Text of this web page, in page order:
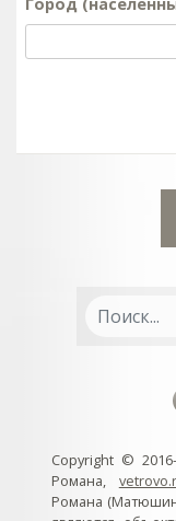
Copyright ©
Романа,
Романа